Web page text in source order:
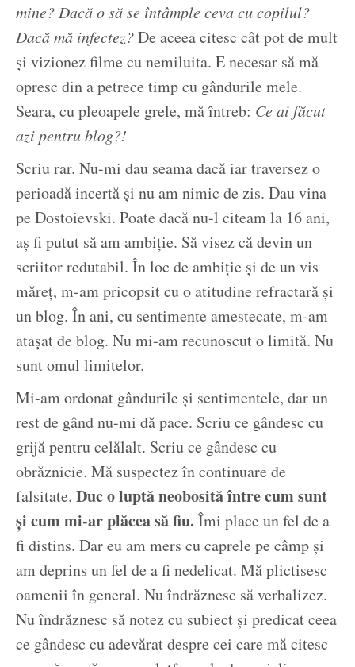
mine? Dacă o să se întâmple ceva cu copilul?
Dacă mă infectez?De aceea citesc cât pot de mult
și vizionez filme cu nemiluita. E necesar să mă
opresc din a petrece timp cu gândurile mele.
Seara, cu pleoapele grele, mă întreb: Ce ai făcut
azi pentru blog?!
Scriu rar. Nu-mi dau seama dacă iar traversez o
perioadă incertă și nu am nimic de zis. Dau vina
pe Dostoievski. Poate dacă nu-l citeam la 16 ani,
aș fi putut să am ambiție. Să visez că devin un
scriitor redutabil. În loc de ambiție și de un vis
măreț, m-am pricopsit cu o atitudine refractară și
un blog. În ani, cu sentimente amestecate, m-am
atașat de blog. Nu mi-am recunoscut o limită. Nu
sunt omul limitelor.
Mi-am ordonat gândurile și sentimentele, dar un
rest de gând nu-mi dă pace. Scriu ce gândesc cu
grijă pentru celălalt. Scriu ce gândesc cu
obrăznicie. Mă suspectez în continuare de
falsitate. Duc o luptă neobosită între cum sunt
și cum mi-ar plăcea să fiu. Îmi place un fel de a
fi distins. Dar eu am mers cu caprele pe câmp și
am deprins un fel de a fi nedelicat. Mă plictisesc
oamenii în general. Nu îndrăznesc să verbalizez.
Nu îndrăznesc să notez cu subiect și predicat ceea
ce gândesc cu adevărat despre cei care mă citesc